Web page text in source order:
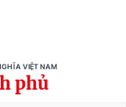
VIỆT NAM
phủ